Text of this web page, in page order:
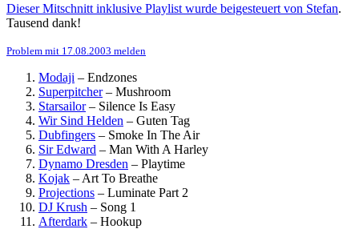
Dieser Mitschnitt inklusive Playlist wurde beigesteuert von Stefan.
Tausend dank!
Problem mit 17.08.2003 melden
Modaji – Endzones
Superpitcher– Mushroom
Starsailor– Silence Is Easy
Wir Sind Helden – Guten Tag
Dubfingers – Smoke In The Air
Sir Edward – Man With A Harley
Dynamo Dresden – Playtime
Kojak – Art To Breathe
Projections – Luminate Part 2
DJ Krush – Song 1
Afterdark – Hookup